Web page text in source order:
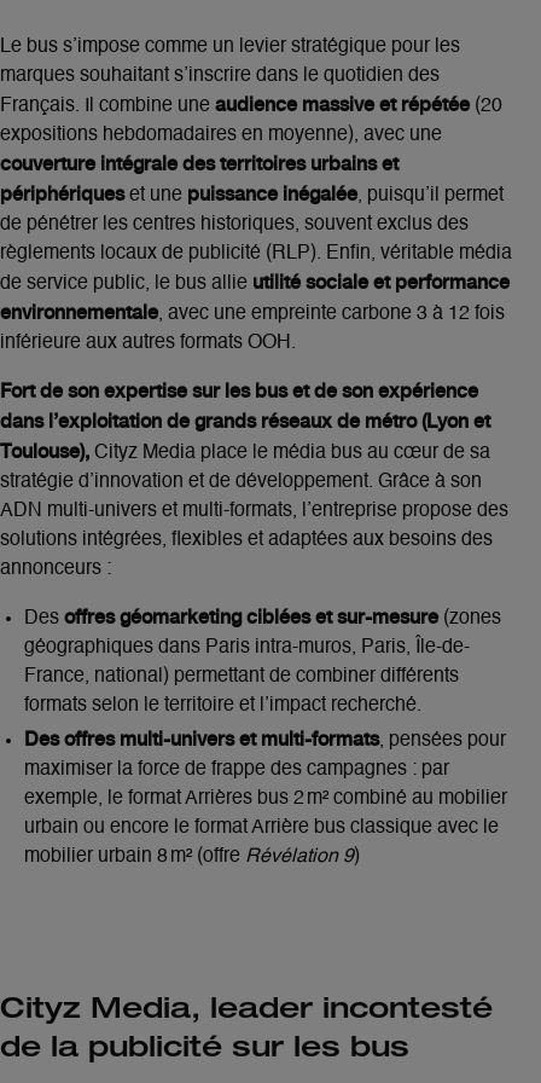
Le bus s’impose comme un levier stratégique pour les
marques souhaitant s’inscrire dans le quotidien des
Français. Il combine une audience massive et répétée (20
expositions hebdomadaires en moyenne), avec une
couverture intégrale des territoires urbains et
périphériqueset une puissance inégalée, puisqu’il permet
de pénétrer les centres historiques, souvent exclus des
règlements locaux de publicité (RLP). Enfin, véritable média
de service public, le bus allie utilité sociale et performance
environnementale, avec une empreinte carbone 3 à 12 fois
inférieure aux autres formats OOH.
Fort de son expertise sur les bus et de son expérience
dans l’exploitation de grands réseaux de métro (Lyon et
Toulouse), Cityz Media place le média bus au cœur de sa
stratégie d’innovation et de développement. Grâce à son
ADN multi-univers et multi-formats, l’entreprise propose des
solutions intégrées, flexibles et adaptées aux besoins des
annonceurs :
Des offres géomarketing ciblées et sur-mesure (zones
géographiques dans Paris intra-muros, Paris, Île-de-
France, national) permettant de combiner différents
formats selon le territoire et l’impact recherché.
Des offres multi-univers et multi-formats, pensées pour
maximiser la force de frappe des campagnes : par
exemple, le format Arrières bus 2 m² combiné au mobilier
urbain ou encore le format Arrière bus classique avec le
mobilier urbain 8 m² (offre Révélation 9)
Cityz Media, leader incontesté
de la publicité sur les bus